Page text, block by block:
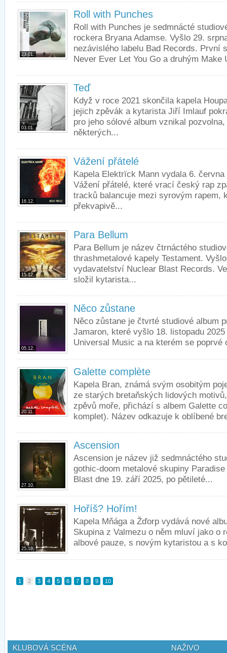
23.01.
Roll with Punches
Roll with Punches je sedmnácté
rockera Bryana Adamse. Vyšlo 29.
nezávislého labelu Bad Records. První
Never Ever Let You Go a druhým Make
03.01.
Teď
Když v roce 2021 skončila kapela
jejich zpěvák a kytarista Jiří Imlauf
pro jeho sólové album vznikal
některých...
16.12.
Vážení přátelé
Kapela Elektrïck Mann vydala 6. června
Vážení přátelé, které vrací český rap
tracků balancuje mezi syrovým rapem,
překvapivě...
15.12.
Para Bellum
Para Bellum je název čtrnáctého
thrashmetalové kapely Testament.
vydavatelství Nuclear Blast Records.
složil kytarista...
05.12.
Něco zůstane
Něco zůstane je čtvrté studiové album
Jamaron, které vyšlo 18. listopadu
Universal Music a na kterém se poprvé
20.11.
Galette complète
Kapela Bran, známá svým osobitým
ze starých bretaňských lidových
zpěvů moře, přichází s albem Galette
komplet). Název odkazuje k oblíbené
27.10.
Ascension
Ascension je název již sedmnáctého
gothic-doom metalové skupiny
Blast dne 19. září 2025, po pětileté...
25.10.
Hoříš? Hořím!
Kapela Mňága a Žďorp vydává nové
Skupina z Valmezu o něm mluví jako o
albové pauze, s novým kytaristou a s
1 2 3 4 5 6 7 8 9 10
KLUBOVÁ SCÉNA NAŽIVO